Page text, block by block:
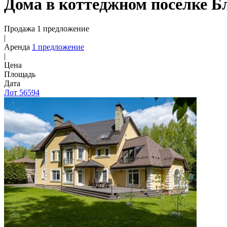
Дома в коттеджном поселке
Продажа 1 предложение
|
Аренда 1 предложение
|
Цена
Площадь
Дата
Лот 56594